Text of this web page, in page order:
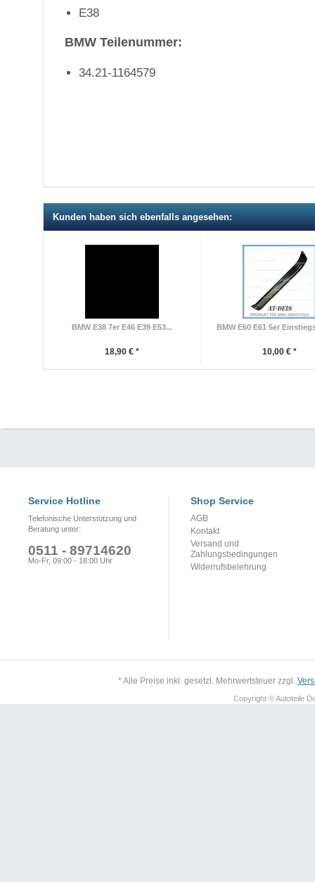
E38
BMW Teilenummer:
34.21-1164579
Kunden haben sich ebenfalls angesehen:
BMW E38 7er E46 E39 E53...
18,90 € *
BMW E60 E61 5er
10,00 € *
Service Hotline
Telefonische Unterstützung und
Beratung unter:
0511 - 89714620
Mo-Fr, 09:00 - 18:00 Uhr
Shop Service
AGB
Kontakt
Versand und
Zahlungsbedingungen
Widerrufsbelehrung
* Alle Preise inkl. gesetzl. Mehrwertsteuer zzgl.
Copyright © Autoteile